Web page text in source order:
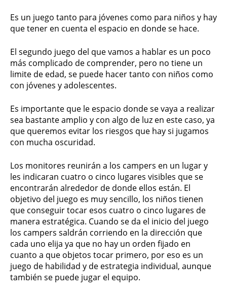
Es un juego tanto para jóvenes como para niños y hay
que tener en cuenta el espacio en donde se hace.
El segundo juego del que vamos a hablar es un poco
más complicado de comprender, pero no tiene un
limite de edad, se puede hacer tanto con niños como
con jóvenes y adolescentes.
Es importante que le espacio donde se vaya a realizar
sea bastante amplio y con algo de luz en este caso, ya
que queremos evitar los riesgos que hay si jugamos
con mucha oscuridad.
Los monitores reunirán a los campers en un lugar y
les indicaran cuatro o cinco lugares visibles que se
encontrarán alrededor de donde ellos están. El
objetivo del juego es muy sencillo, los niños tienen
que conseguir tocar esos cuatro o cinco lugares de
manera estratégica. Cuando se da el inicio del juego
los campers saldrán corriendo en la dirección que
cada uno elija ya que no hay un orden fijado en
cuanto a que objetos tocar primero, por eso es un
juego de habilidad y de estrategia individual, aunque
también se puede jugar el equipo.